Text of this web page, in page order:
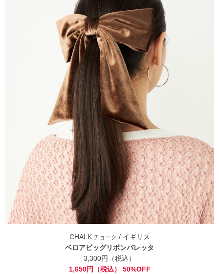
CHALKチョーク / イギリス
ベロアビッグリボンバレッタ
3,300円（税込）
1,650円（税込） 50%OFF